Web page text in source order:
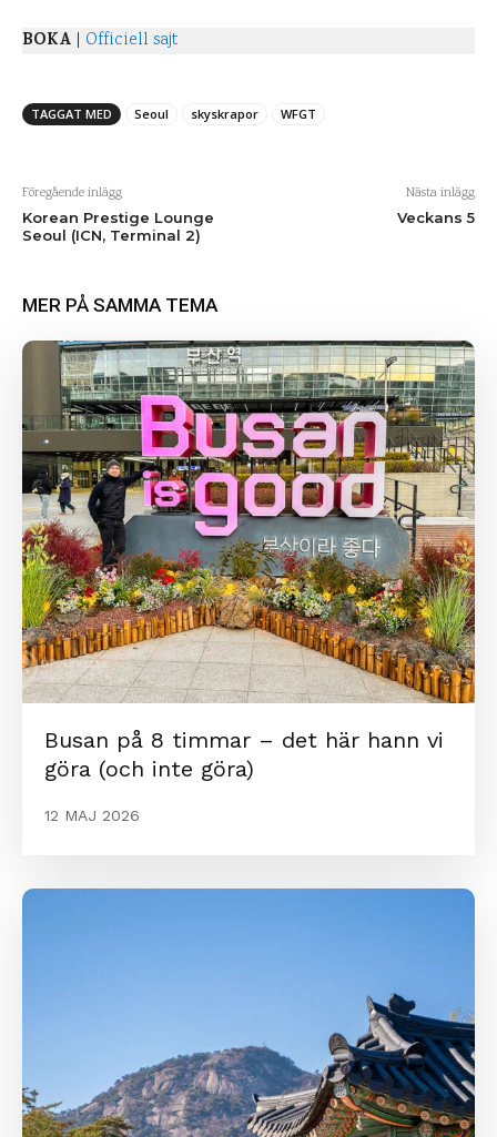
BOKA | Officiell sajt
TAGGAT MED Seoul skyskrapor WFGT
Föregående inlägg
Korean Prestige Lounge
Seoul (ICN, Terminal 2)
Nästa inlägg
Veckans 5
MER PÅ SAMMA TEMA
Busan på 8 timmar – det här hann vi
göra (och inte göra)
12 MAJ 2026